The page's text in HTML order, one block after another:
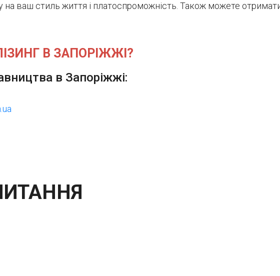
на ваш стиль життя і платоспроможність. Також можете
В ЗАПОРІЖЖІ?
в Запоріжжі: